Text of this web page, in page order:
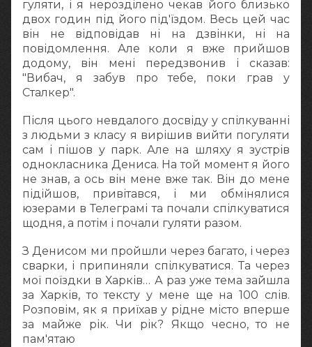
гуляти, і я нерозділено чекав його близько
двох годин під його під'їздом. Весь цей час
він не відповідав ні на дзвінки, ні на
повідомлення. Але коли я вже прийшов
додому, він мені передзвонив і сказав:
"Вибач, я забув про тебе, поки грав у
Сталкер".
Після цього невдалого досвіду у спілкуванні
з людьми з класу я вирішив вийти погуляти
сам і пішов у парк. Але на шляху я зустрів
однокласника Дениса. На той момент я його
не знав, а ось він мене вже так. Він до мене
підійшов, привітався, і ми обмінялися
юзерами в Телеграмі та почали спілкуватися
щодня, а потім і почали гуляти разом.
З Денисом ми пройшли через багато, і через
сварки, і припиняли спілкуватися. Та через
мої поїздки в Харків… А раз уже тема зайшла
за Харків, то тексту у мене ще на 100 слів.
Розповім, як я приїхав у рідне місто вперше
за майже рік. Чи рік? Якщо чесно, то не
пам'ятаю